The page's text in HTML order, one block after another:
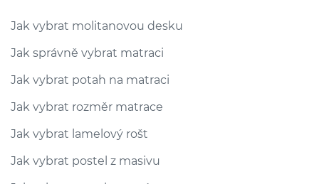
Jak vybrat molitanovou desku
Jak správně vybrat matraci
Jak vybrat potah na matraci
Jak vybrat rozměr matrace
Jak vybrat lamelový rošt
Jak vybrat postel z masivu